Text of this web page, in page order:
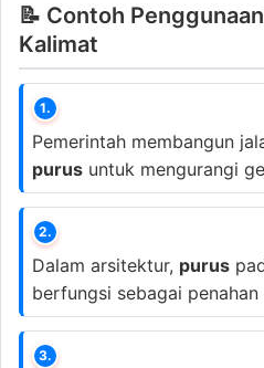
📝 Contoh
Kalimat
1.
Pemerintah membangun
purus untuk mengurangi
2.
Dalam arsitektur, purus
berfungsi sebagai penahan
3.